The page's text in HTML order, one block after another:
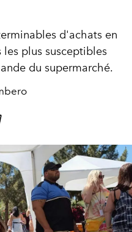
d'achats en
les plus susceptibles
du supermarché.